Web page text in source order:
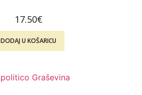
17.50€
DODAJ U KOŠARICU